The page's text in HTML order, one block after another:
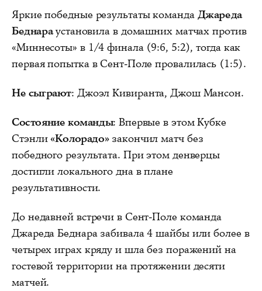
Яркие победные результаты команда Джареда
Беднараустановила в домашних матчах против
«Миннесоты» в 1/4 финала (9:6, 5:2), тогда как
первая попытка в Сент-Поле провалилась (1:5).
Не сыграют: Джоэл Кивиранта, Джош Мансон.
Состояние команды: Впервые в этом Кубке
Стэнли«Колорадо»закончил матч без
победного результата. При этом денверцы
достигли локального дна в плане
результативности.
До недавней встречи в Сент-Поле команда
Джареда Беднара забивала 4 шайбы или более в
четырех играх кряду и шла без поражений на
гостевой территории на протяжении десяти
матчей.